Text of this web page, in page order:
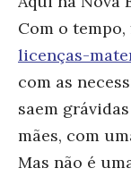
Com o
licenças-
com as
saem
mães, com
Mas não é